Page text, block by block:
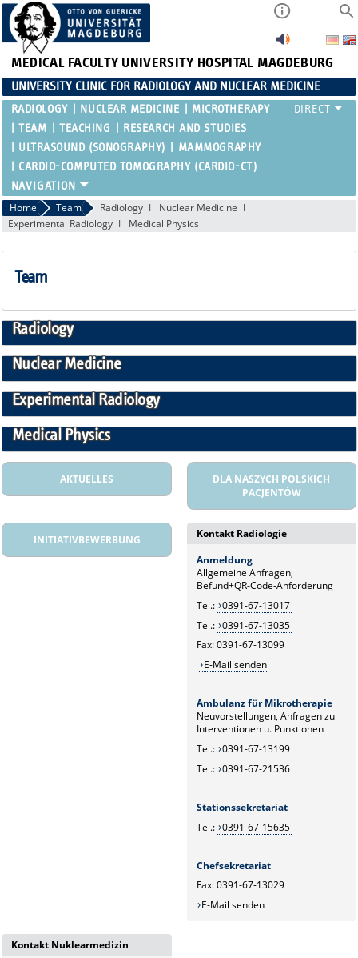
MEDICAL FACULTY UNIVERSITY HOSPITAL MAGDEBURG
UNIVERSITY CLINIC FOR RADIOLOGY AND NUCLEAR MEDICINE
RADIOLOGY NUCLEAR MEDICINE
MICROTHERAPY
TEAM
TEACHING
RESEARCH AND STUDIES
ULTRASOUND (SONOGRAPHY)
MAMMOGRAPHY
CARDIO-COMPUTED TOMOGRAPHY (CARDIO-CT)
Home Team Radiology
Nuclear Medicine
Experimental Radiology
Medical Physics
Team
Radiology
Nuclear Medicine
Experimental Radiology
Medical Physics
Kontakt Radiologie
Anmeldung
Allgemeine Anfragen,
Befund+QR-Code-Anforderung
Tel.: 0391-67-13017
Tel.: 0391-67-13035
Fax: 0391-67-13099
E-Mail senden
Ambulanz für Mikrotherapie
Neuvorstellungen, Anfragen zu
Interventionen u. Punktionen
Tel.: 0391-67-13199
Tel.: 0391-67-21536
Stationssekretariat
Tel.: 0391-67-15635
Chefsekretariat
Fax: 0391-67-13029
E-Mail senden
Kontakt Nuklearmedizin
DLA NASZYCH POLSKICH
PACJENTÓW
AKTUELLES
INITIATIVBEWERBUNG